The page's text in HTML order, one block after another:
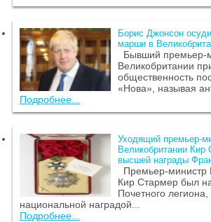
Борис Джонсон
марши в
Бывший премьер-
Великобритании
общественность
«Нова», называя
Подробнее...
Уходящий премьер-
Великобритании Кир
высшей награды
Премьер-министр
Кир Стармер был
Почетного
национальной наградой...
Подробнее...